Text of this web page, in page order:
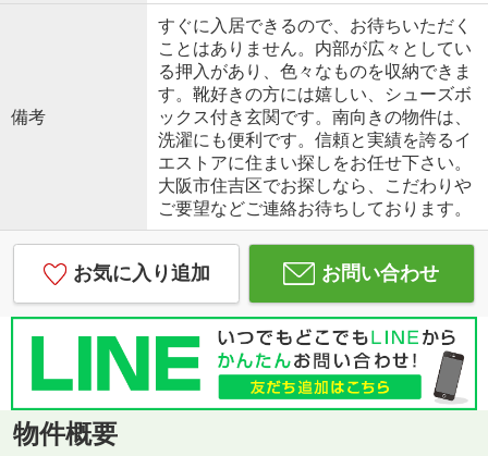
備考
すぐに入居できるので、お待ちいただく
ことはありません。内部が広々としてい
る押入があり、色々なものを収納できま
す。靴好きの方には嬉しい、シューズボ
ックス付き玄関です。南向きの物件は、
洗濯にも便利です。信頼と実績を誇るイ
エストアに住まい探しをお任せ下さい。
大阪市住吉区でお探しなら、こだわりや
ご要望などご連絡お待ちしております。
お気に入り追加 お問い合わせ
物件概要